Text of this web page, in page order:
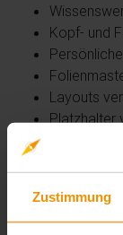
Zustimmung
Kopf- und
Layouts
Platzhalter